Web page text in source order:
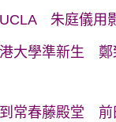
朱庭儀用
大學準新生 鄭
常春藤殿堂 前